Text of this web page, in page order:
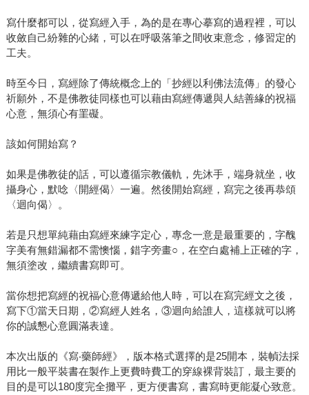
寫什麼都可以，從寫經入手，為的是在專心摹寫的過程裡，可以
收斂自己紛雜的心緒，可以在呼吸落筆之間收束意念，修習定的
工夫。
時至今日，寫經除了傳統概念上的「抄經以利佛法流傳」的發心
祈願外，不是佛教徒同樣也可以藉由寫經傳遞與人結善緣的祝福
心意，無須心有罣礙。
該如何開始寫？
如果是佛教徒的話，可以遵循宗教儀軌，先沐手，端身就坐，收
攝身心，默唸〈開經偈〉一遍。然後開始寫經，寫完之後再恭頌
〈迴向偈〉。
若是只想單純藉由寫經來練字定心，專念一意是最重要的，字醜
字美有無錯漏都不需懊惱，錯字旁畫○，在空白處補上正確的字，
無須塗改，繼續書寫即可。
當你想把寫經的祝福心意傳遞給他人時，可以在寫完經文之後，
寫下①當天日期，②寫經人姓名，③迴向給誰人，這樣就可以將
你的誠懇心意圓滿表達。
本次出版的《寫‧藥師經》，版本格式選擇的是25開本，裝幀法採
用比一般平裝書在製作上更費時費工的穿線裸背裝訂，最主要的
目的是可以180度完全攤平，更方便書寫，書寫時更能凝心致意。